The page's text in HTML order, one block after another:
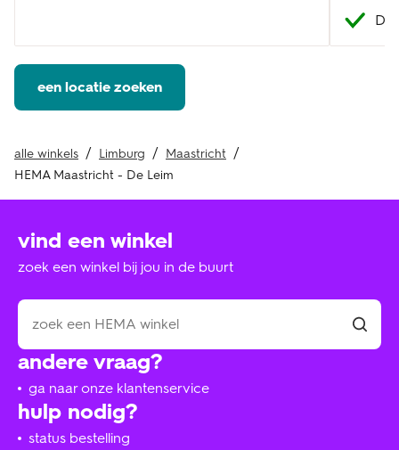
een locatie zoeken
alle winkels Limburg
Maastricht
HEMA Maastricht - De Leim
hulp nodig?
status bestelling
andere vraag?
ga naar onze klantenservice
vind een winkel
zoek een winkel bij jou in de buurt